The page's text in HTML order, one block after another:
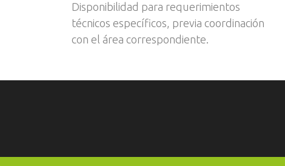
Disponibilidad para requerimientos
técnicos específicos, previa coordinación
con el área correspondiente.